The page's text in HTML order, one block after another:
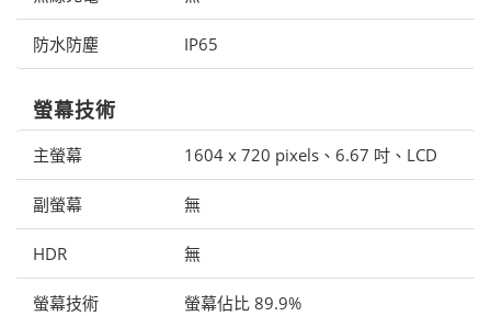
防水防塵 IP65
螢幕技術
主螢幕 1604 x 720 pixels、6.67 吋、LCD
副螢幕 無
HDR 無
螢幕技術
螢幕佔比 89.9%